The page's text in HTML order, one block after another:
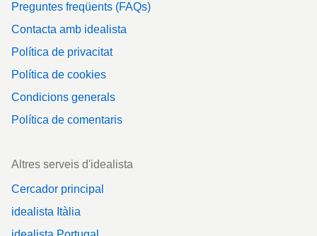
Preguntes freqüents (FAQs)
Contacta amb idealista
Política de privacitat
Política de cookies
Condicions generals
Política de comentaris
Altres serveis d'idealista
Cercador principal
idealista Itàlia